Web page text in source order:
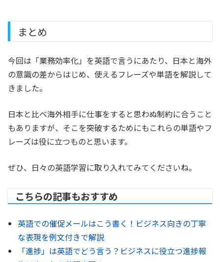
まとめ
今回は「業務効率化」を英語で言うにあたり、日本と海外
の意識の差からはじめ、使えるフレーズや単語を解説して
きました。
日本と比べ海外相手に仕事をすると思わぬ制約に合うこと
もありますが、そこを突破するためにもこれらの単語やフ
レーズは役に立つものと思います。
ぜひ、日々の英語学習に取り入れてみてくださいね。
こちらの記事もおすすめ
英語での催促メールはこう書く！ビジネス向きの丁寧
な表現を例文付きで解説
「進捗」は英語でどう言う？ビジネスに役立つ進捗報